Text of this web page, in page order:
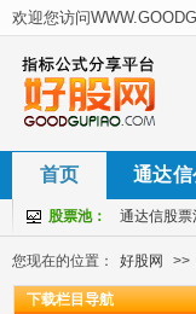
首页 通达信
股票池： 通达信股票
您现在的位置： 好股网 >>
下载栏目导航